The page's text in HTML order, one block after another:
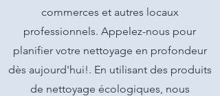
commerces et autres locaux
professionnels. Appelez-nous pour
planifier votre nettoyage en profondeur
dès aujourd'hui!. En utilisant des produits
de nettoyage écologiques, nous